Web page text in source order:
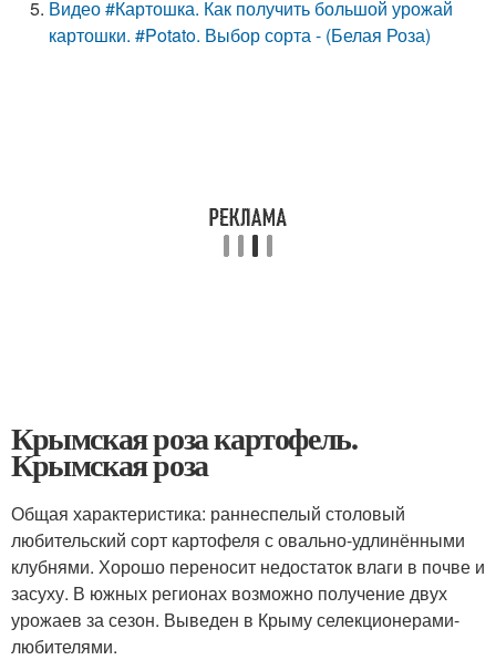
Видео #Картошка. Как получить большой урожай
картошки. #Potato. Выбор сорта - (Белая Роза)
Крымская роза картофель.
Крымская роза
Общая характеристика: раннеспелый столовый
любительский сорт картофеля с овально-удлинёнными
клубнями. Хорошо переносит недостаток влаги в почве и
засуху. В южных регионах возможно получение двух
урожаев за сезон. Выведен в Крыму селекционерами-
любителями.